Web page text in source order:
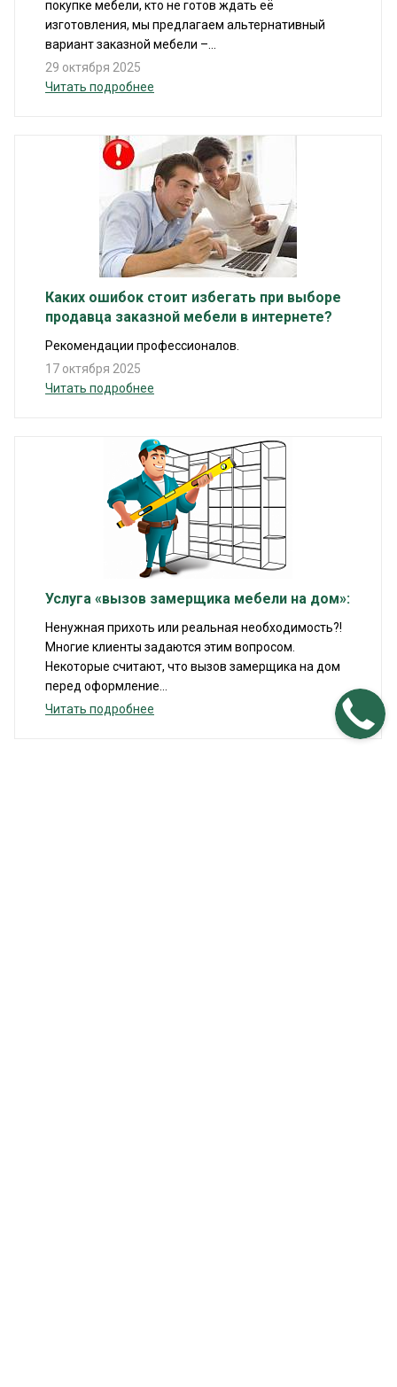
покупке мебели, кто не готов ждать её
изготовления, мы предлагаем альтернативный
вариант заказной мебели –...
29 октября 2025
Читать подробнее
Каких ошибок стоит избегать при выборе
продавца заказной мебели в интернете?
Рекомендации профессионалов.
17 октября 2025
Читать подробнее
Услуга «вызов замерщика мебели на дом»:
Ненужная прихоть или реальная необходимость?!
Многие клиенты задаются этим вопросом.
Некоторые считают, что вызов замерщика на дом
перед оформление...
Читать подробнее